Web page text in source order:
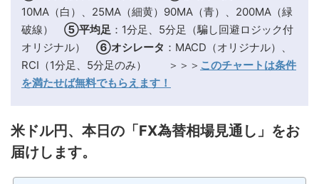
10MA（白）、25MA（細黄）90MA（青）、200MA（緑
破線） ⑤平均足 ：1分足、5分足（騙し回避ロジック付
オリジナル） ⑥オシレータ ：MACD（オリジナル）、
RCI（1分足、5分足のみ） ＞＞＞ このチャートは条件
を満たせば無料でもらえます！
米ドル円、本日の「FX為替相場見通し」をお
届けします。